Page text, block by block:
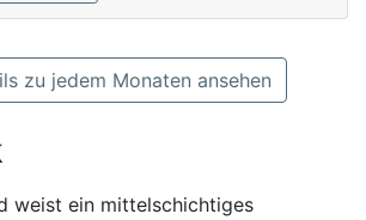
zu jedem Monaten ansehen
weist ein mittelschichtiges